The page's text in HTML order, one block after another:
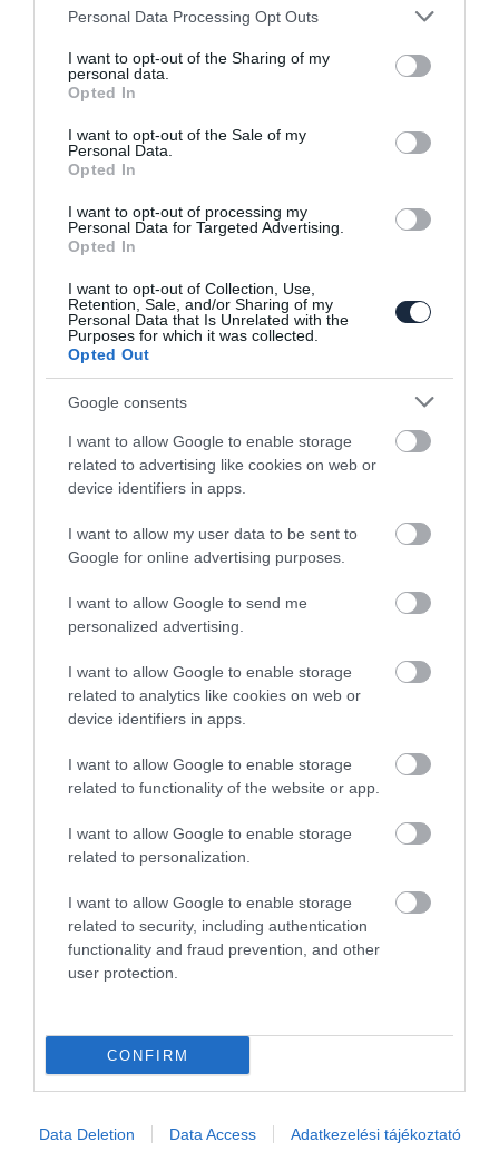
Please note that this website/app uses one or more Google
not limited to your visit or usage behaviour. You may click to
grant or deny consent to Google and its third-party tags to
use your data for below specified purposes in below Google
consent section.
Personal Data Processing Opt Outs
I want to opt-out of the Sharing of my
personal data.
Opted In
I want to opt-out of the Sale of my
Personal Data.
Opted In
I want to opt-out of processing my
Personal Data for Targeted Advertising.
Opted In
I want to opt-out of Collection, Use,
Retention, Sale, and/or Sharing of my
Personal Data that Is Unrelated with the
Purposes for which it was collected.
Opted Out
Google consents
I want to allow Google to enable storage
related to advertising like cookies on web or
device identifiers in apps.
I want to allow my user data to be sent to
Google for online advertising purposes.
I want to allow Google to send me
personalized advertising.
I want to allow Google to enable storage
related to analytics like cookies on web or
device identifiers in apps.
I want to allow Google to enable storage
related to functionality of the website or app.
I want to allow Google to enable storage
related to personalization.
I want to allow Google to enable storage
related to security, including authentication
functionality and fraud prevention, and other
user protection.
CONFIRM
Data Deletion Data Access Adatkezelési tájékoztató
OPC változatot kap jövőre az Opel Mokka
Erősebb lett és nagyobb hatótávval
kecsegtet az…
Ősszel jön az elektromos Vivaro, ezzel
ismét bővül…
Megújult az Opel Mokka
Nem csak új márkaarculatot, hanem
felfrissített Opel…